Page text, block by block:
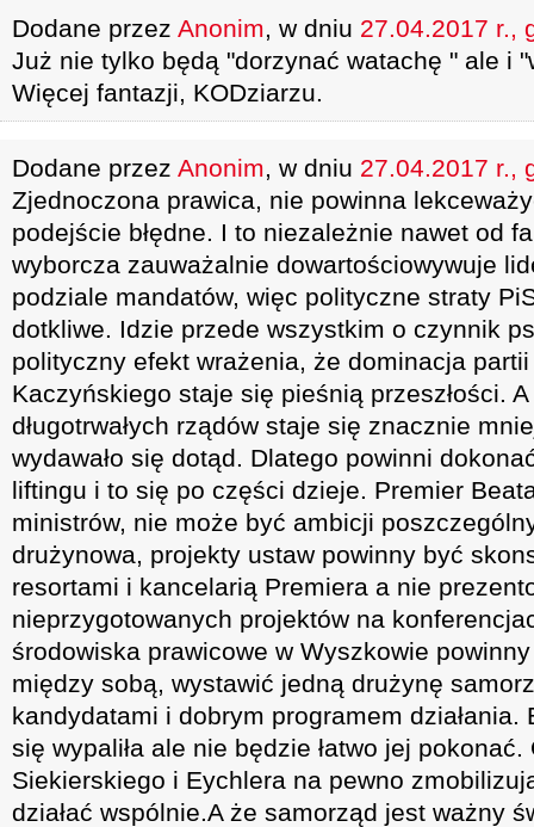
Dodane przez Anonim, w dniu 27.04.2017 r.,
Już nie tylko będą "dorzynać watachę " ale i
Więcej fantazji, KODziarzu.
Dodane przez Anonim, w dniu 27.04.2017 r.,
Zjednoczona prawica, nie powinna
podejście błędne. I to niezależnie nawet od
wyborcza zauważalnie dowartościowywuje
podziale mandatów, więc polityczne straty
dotkliwe. Idzie przede wszystkim o czynnik
polityczny efekt wrażenia, że dominacja partii
Kaczyńskiego staje się pieśnią przeszłości.
długotrwałych rządów staje się znacznie
wydawało się dotąd. Dlatego powinni
liftingu i to się po części dzieje. Premier
ministrów, nie może być ambicji
drużynowa, projekty ustaw powinny być
resortami i kancelarią Premiera a nie
nieprzygotowanych projektów na
środowiska prawicowe w Wyszkowie
między sobą, wystawić jedną drużynę
kandydatami i dobrym programem działania.
się wypaliła ale nie będzie łatwo jej
Siekierskiego i Eychlera na pewno
działać wspólnie.A że samorząd jest ważny